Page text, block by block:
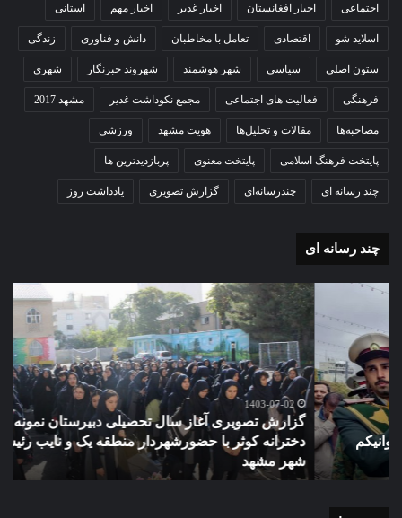
اجتماعی اخبار افغانستان اخبار غدیر اخبار مهم استانی
اسلاید شو اقتصادی تعامل با مخاطبان دانش و فناوری زندگی
ستون اصلی سیاسی شهر هوشمند شهروند خبرنگار شهری
فرهنگی فعالیت های اجتماعی مجمع نکوداشت غدیر مشهد 2017
مصاحبه‌ها مقالات و تحلیل‌ها هویت مشهد ورزشی
پایتخت فرهنگ اسلامی پایتخت معنوی پربازدیدترین ها
چند رسانه ای چندرسانه‌ای گزارش تصویری یادداشت روز
چند رسانه ای
گزارش
آغاز
سال
تحصیلی
دبیرستان
نمونه
دولتی
دخترانه
با
1403-07-02
گزارش تصویری آغاز سال تحصیلی دبیرستان نمونه دولتی
دخترانه کوثر با حضورشهردار منطقه یک و نایب رئیس شورای
شهر مشهد